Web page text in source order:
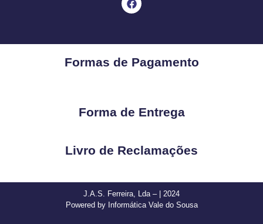
Formas de Pagamento
Forma de Entrega
Livro de Reclamações
J.A.S. Ferreira, Lda – | 2024
Powered by Informática Vale do Sousa